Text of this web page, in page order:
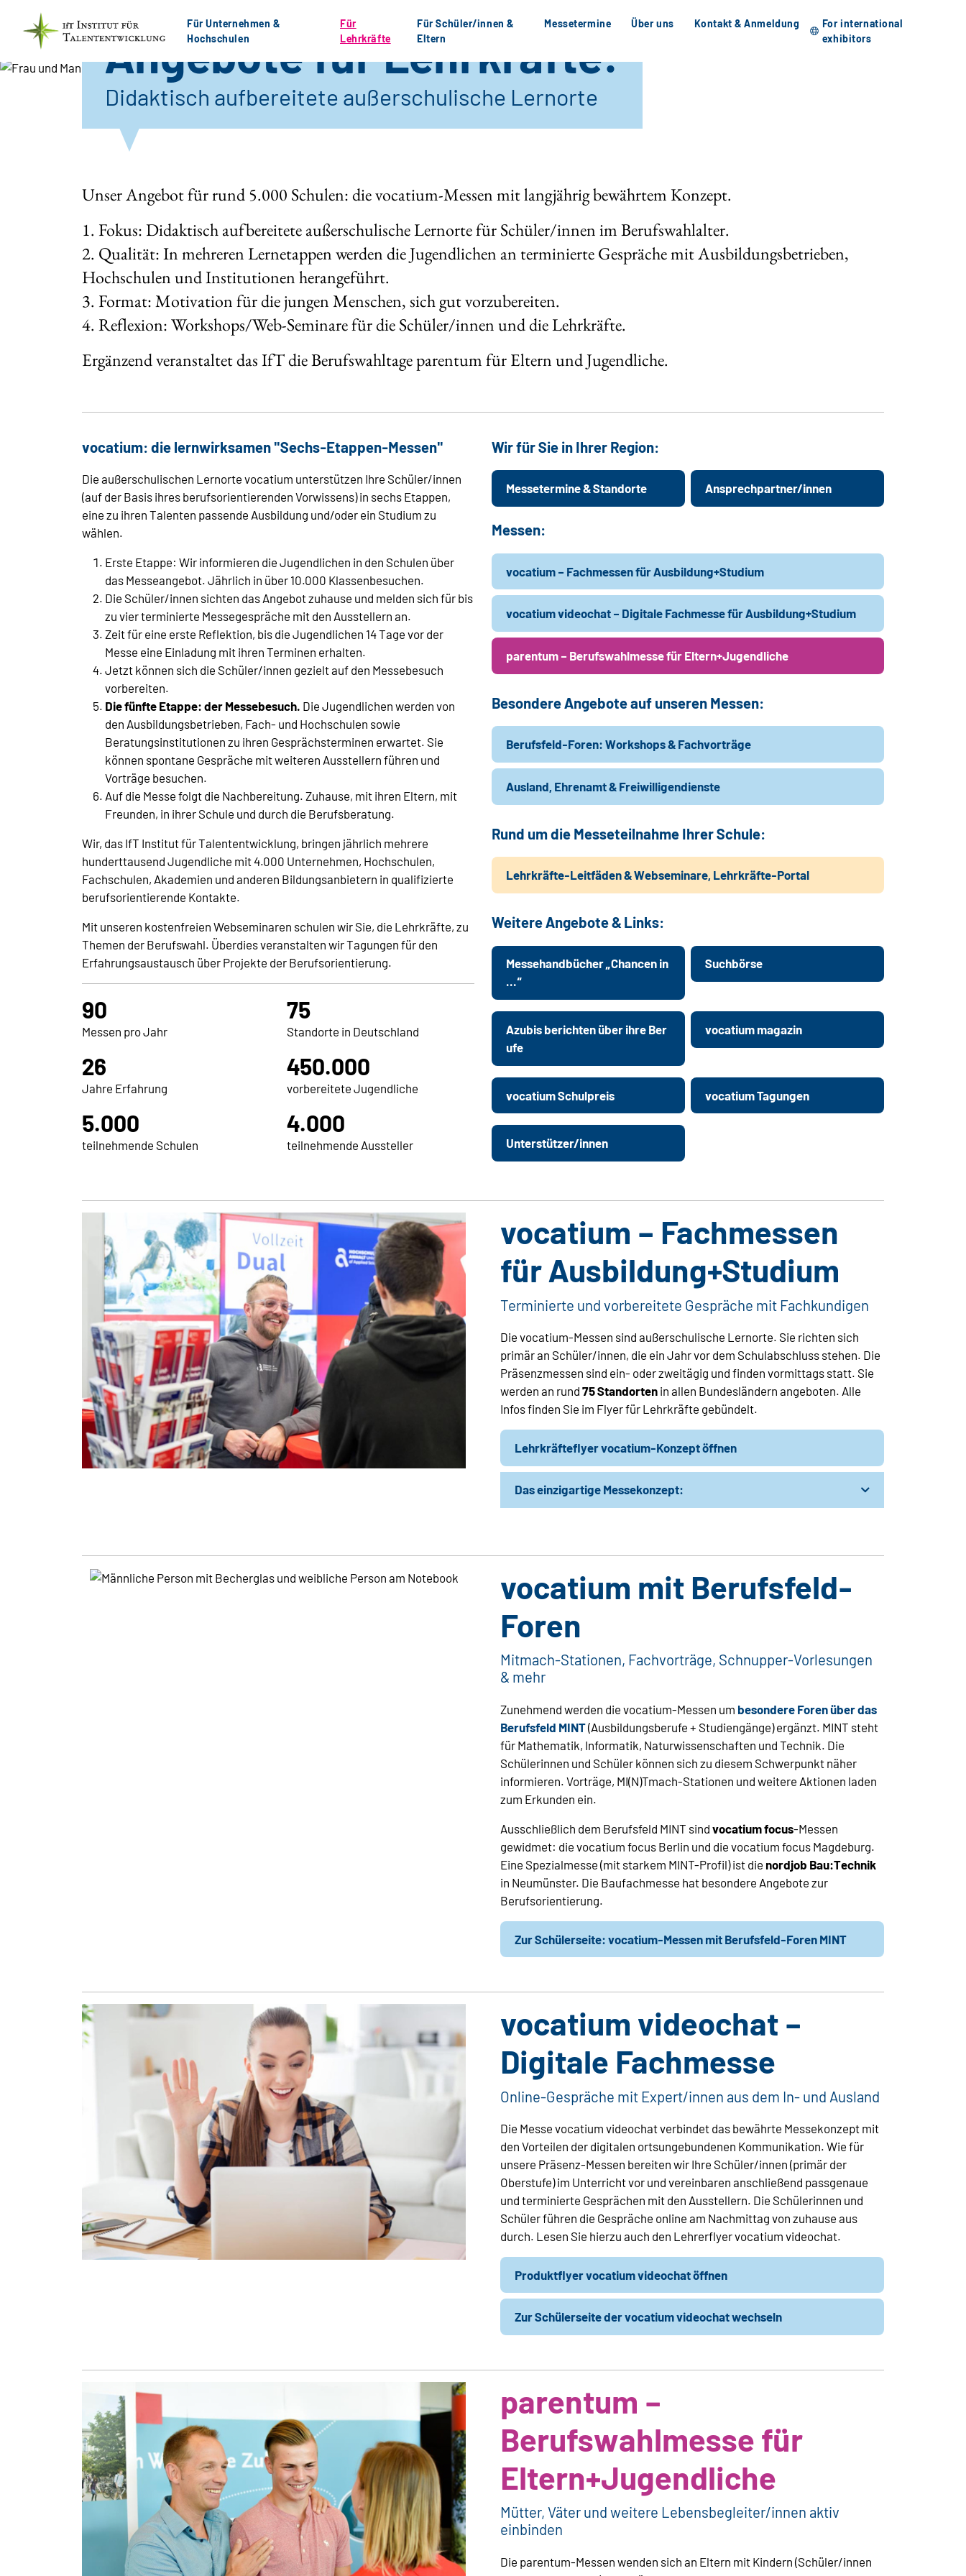
Für Unternehmen &
Hochschulen
Für
Lehrkräfte
Für Schüler/innen &
Eltern
Messetermine Über uns Kontakt & Anmeldung
For international
exhibitors
Angebote für Lehrkräfte:
Didaktisch aufbereitete außerschulische Lernorte
Unser Angebot für rund 5.000 Schulen: die vocatium-Messen mit langjährig bewährtem Konzept.
1. Fokus: Didaktisch aufbereitete außerschulische Lernorte für Schüler/innen im Berufswahlalter.
2. Qualität: In mehreren Lernetappen werden die Jugendlichen an terminierte Gespräche mit Ausbildungsbetrieben,
Hochschulen und Institutionen herangeführt.
3. Format: Motivation für die jungen Menschen, sich gut vorzubereiten.
4. Reflexion: Workshops/Web-Seminare für die Schüler/innen und die Lehrkräfte.
Ergänzend veranstaltet das IfT die Berufswahltage parentum für Eltern und Jugendliche.
vocatium: die lernwirksamen "Sechs-Etappen-Messen"
Die außerschulischen Lernorte vocatium unterstützen Ihre Schüler/innen
(auf der Basis ihres berufsorientierenden Vorwissens) in sechs Etappen,
eine zu ihren Talenten passende Ausbildung und/oder ein Studium zu
wählen.
Erste Etappe: Wir informieren die Jugendlichen in den Schulen über
das Messeangebot. Jährlich in über 10.000 Klassenbesuchen.
Die Schüler/innen sichten das Angebot zuhause und melden sich für bis
zu vier terminierte Messegespräche mit den Ausstellern an.
Zeit für eine erste Reflektion, bis die Jugendlichen 14 Tage vor der
Messe eine Einladung mit ihren Terminen erhalten.
Jetzt können sich die Schüler/innen gezielt auf den Messebesuch
vorbereiten.
Die fünfte Etappe: der Messebesuch. Die Jugendlichen werden von
den Ausbildungsbetrieben, Fach- und Hochschulen sowie
Beratungsinstitutionen zu ihren Gesprächsterminen erwartet. Sie
können spontane Gespräche mit weiteren Ausstellern führen und
Vorträge besuchen.
Auf die Messe folgt die Nachbereitung. Zuhause, mit ihren Eltern, mit
Freunden, in ihrer Schule und durch die Berufsberatung.
Wir, das IfT Institut für Talententwicklung, bringen jährlich mehrere
hunderttausend Jugendliche mit 4.000 Unternehmen, Hochschulen,
Fachschulen, Akademien und anderen Bildungsanbietern in qualifizierte
berufsorientierende Kontakte.
Mit unseren kostenfreien Webseminaren schulen wir Sie, die Lehrkräfte, zu
Themen der Berufswahl. Überdies veranstalten wir Tagungen für den
Erfahrungsaustausch über Projekte der Berufsorientierung.
90
Messen pro Jahr
75
Standorte in Deutschland
26
Jahre Erfahrung
450.000
vorbereitete Jugendliche
5.000
teilnehmende Schulen
4.000
teilnehmende Aussteller
Wir für Sie in Ihrer Region:
Messetermine & Standorte Ansprechpartner/innen
Messen:
vocatium – Fachmessen für Ausbildung+Studium
vocatium videochat – Digitale Fachmesse für Ausbildung+Studium
parentum – Berufswahlmesse für Eltern+Jugendliche
Besondere Angebote auf unseren Messen:
Berufsfeld-Foren: Workshops & Fachvorträge
Ausland, Ehrenamt & Freiwilligendienste
Rund um die Messeteilnahme Ihrer Schule:
Lehrkräfte-Leitfäden & Webseminare, Lehrkräfte-Portal
Weitere Angebote & Links:
Messehandbücher „Chancen in
...“
Suchbörse
Azubis berichten über ihre Ber
ufe
vocatium magazin
vocatium Schulpreis vocatium Tagungen
Unterstützer/innen
vocatium – Fachmessen
für Ausbildung+Studium
Terminierte und vorbereitete Gespräche mit Fachkundigen
Die vocatium-Messen sind außerschulische Lernorte. Sie richten sich
primär an Schüler/innen, die ein Jahr vor dem Schulabschluss stehen. Die
Präsenzmessen sind ein- oder zweitägig und finden vormittags statt. Sie
werden an rund 75 Standorten in allen Bundesländern angeboten. Alle
Infos finden Sie im Flyer für Lehrkräfte gebündelt.
Lehrkräfteflyer vocatium-Konzept öffnen
Das einzigartige Messekonzept:
vocatium mit Berufsfeld-
Foren
Mitmach-Stationen, Fachvorträge, Schnupper-Vorlesungen
& mehr
Zunehmend werden die vocatium-Messen um besondere Foren über das
Berufsfeld MINT(Ausbildungsberufe + Studiengänge) ergänzt. MINT steht
für Mathematik, Informatik, Naturwissenschaften und Technik. Die
Schülerinnen und Schüler können sich zu diesem Schwerpunkt näher
informieren. Vorträge, MI(N)Tmach-Stationen und weitere Aktionen laden
zum Erkunden ein.
Ausschließlich dem Berufsfeld MINT sind vocatium focus-Messen
gewidmet: die vocatium focus Berlin und die vocatium focus Magdeburg.
Eine Spezialmesse (mit starkem MINT-Profil) ist die nordjob Bau:Technik
in Neumünster. Die Baufachmesse hat besondere Angebote zur
Berufsorientierung.
Zur Schülerseite: vocatium-Messen mit Berufsfeld-Foren MINT
vocatium videochat –
Digitale Fachmesse
Online-Gespräche mit Expert/innen aus dem In- und Ausland
Die Messe vocatium videochat verbindet das bewährte Messekonzept mit
den Vorteilen der digitalen ortsungebundenen Kommunikation. Wie für
unsere Präsenz-Messen bereiten wir Ihre Schüler/innen (primär der
Oberstufe) im Unterricht vor und vereinbaren anschließend passgenaue
und terminierte Gesprächen mit den Ausstellern. Die Schülerinnen und
Schüler führen die Gespräche online am Nachmittag von zuhause aus
durch. Lesen Sie hierzu auch den Lehrerflyer vocatium videochat.
Produktflyer vocatium videochat öffnen
Zur Schülerseite der vocatium videochat wechseln
parentum –
Berufswahlmesse für
Eltern+Jugendliche
Mütter, Väter und weitere Lebensbegleiter/innen aktiv
einbinden
Die parentum-Messen wenden sich an Eltern mit Kindern (Schüler/innen